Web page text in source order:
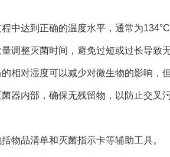
中达到正确的温度水平，通常为134°C
调整灭菌时间，避免过短或过长导致
相对湿度可以减少对微生物的影响，
器内部，确保无残留物，以防止交叉污
物品清单和灭菌指示卡等辅助工具。